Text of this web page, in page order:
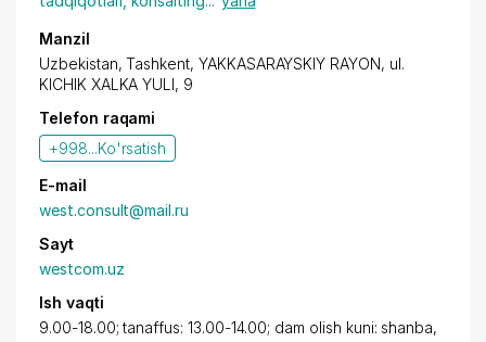
Manzil
Uzbekistan,Tashkent, YAKKASARAYSKIY RAYON, ul.
KICHIK XALKA YULI, 9
Telefon raqami
+998...Ko'rsatish
E-mail
west.consult@mail.ru
Sayt
westcom.uz
Ish vaqti
9.00-18.00; tanaffus: 13.00-14.00; dam olish kuni: shanba,